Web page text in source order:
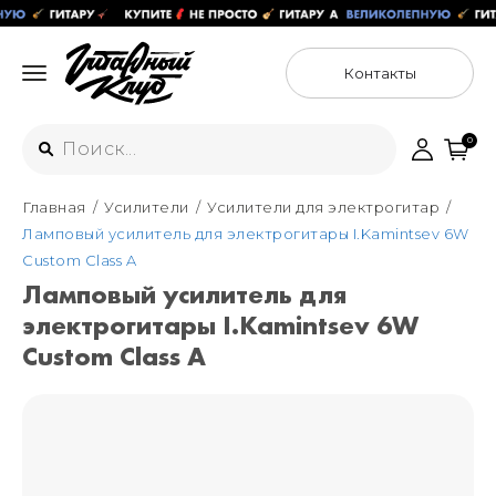
Контакты
Интернет-магазин
+7 (925) 125-54-44
Москва
+7 (925) 176-55-65
ул. Большая Новодмитровская 36с15,
"ФЛАКОН"
Санкт-Петербург
+7 (929) 179-15-49
0
Главная Усилители
Усилители для электрогитар
Ламповый усилитель для электрогитары I.Kamintsev 6W
Custom Class A
Ламповый усилитель для
электрогитары I.Kamintsev 6W
Custom Class A